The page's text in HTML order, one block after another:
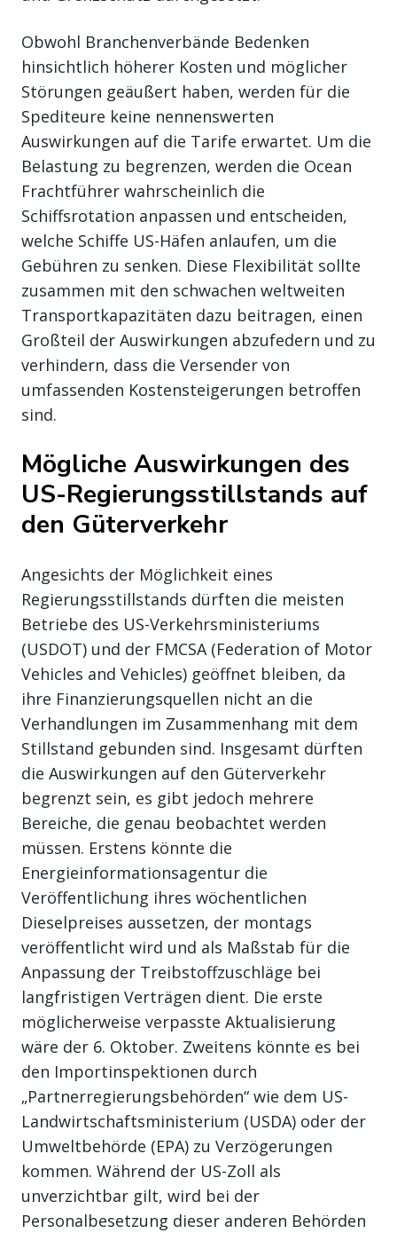
Obwohl Branchenverbände Bedenken
hinsichtlich höherer Kosten und möglicher
Störungen geäußert haben, werden für die
Spediteure keine nennenswerten
Auswirkungen auf die Tarife erwartet. Um die
Belastung zu begrenzen, werden die Ocean
Frachtführer wahrscheinlich die
Schiffsrotation anpassen und entscheiden,
welche Schiffe US-Häfen anlaufen, um die
Gebühren zu senken. Diese Flexibilität sollte
zusammen mit den schwachen weltweiten
Transportkapazitäten dazu beitragen, einen
Großteil der Auswirkungen abzufedern und zu
verhindern, dass die Versender von
umfassenden Kostensteigerungen betroffen
sind.
Mögliche Auswirkungen des
US-Regierungsstillstands auf
den Güterverkehr
Angesichts der Möglichkeit eines
Regierungsstillstands dürften die meisten
Betriebe des US-Verkehrsministeriums
(USDOT) und der FMCSA (Federation of Motor
Vehicles and Vehicles) geöffnet bleiben, da
ihre Finanzierungsquellen nicht an die
Verhandlungen im Zusammenhang mit dem
Stillstand gebunden sind. Insgesamt dürften
die Auswirkungen auf den Güterverkehr
begrenzt sein, es gibt jedoch mehrere
Bereiche, die genau beobachtet werden
müssen. Erstens könnte die
Energieinformationsagentur die
Veröffentlichung ihres wöchentlichen
Dieselpreises aussetzen, der montags
veröffentlicht wird und als Maßstab für die
Anpassung der Treibstoffzuschläge bei
langfristigen Verträgen dient. Die erste
möglicherweise verpasste Aktualisierung
wäre der 6. Oktober. Zweitens könnte es bei
den Importinspektionen durch
„Partnerregierungsbehörden“ wie dem US-
Landwirtschaftsministerium (USDA) oder der
Umweltbehörde (EPA) zu Verzögerungen
kommen. Während der US-Zoll als
unverzichtbar gilt, wird bei der
Personalbesetzung dieser anderen Behörden